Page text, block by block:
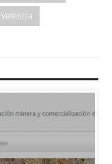
Valencia